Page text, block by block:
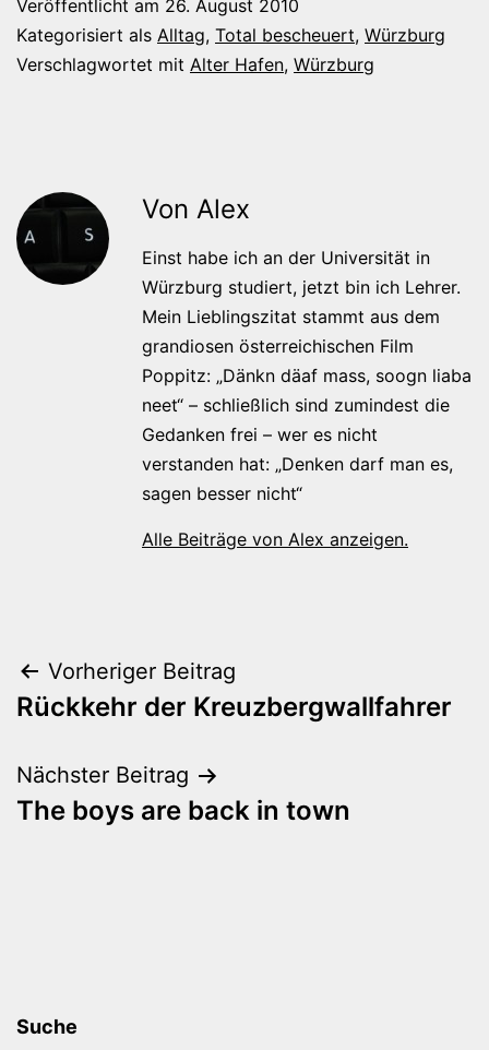
Veröffentlicht am 26. August 2010
Kategorisiert als Alltag, Total bescheuert, Würzburg
Verschlagwortet mit Alter Hafen, Würzburg
Von Alex
Einst habe ich an der Universität in
Würzburg studiert, jetzt bin ich Lehrer.
Mein Lieblingszitat stammt aus dem
grandiosen österreichischen Film
Poppitz: „Dänkn däaf mass, soogn liaba
neet“ – schließlich sind zumindest die
Gedanken frei – wer es nicht
verstanden hat: „Denken darf man es,
sagen besser nicht“
Alle Beiträge von Alex anzeigen.
Beitragsnavigation
Vorheriger Beitrag
Rückkehr der Kreuzbergwallfahrer
Nächster Beitrag
The boys are back in town
Suche